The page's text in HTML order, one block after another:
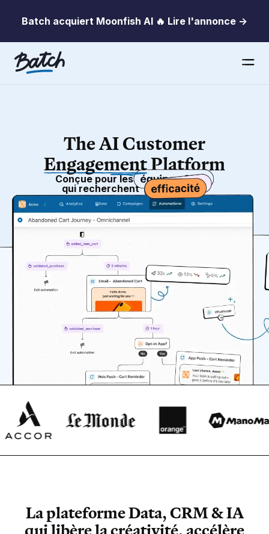
Batch acquiert Moonfish AI 🔥 Lire l'annonce →
The AI Customer
EngagementPlatform
Conçue pour les
qui recherchent
La plateforme Data, CRM & IA